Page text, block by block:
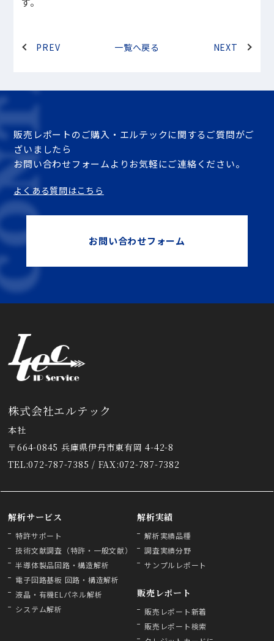
PREV 一覧へ戻る NEXT
販売レポートのご購入・エルテックに関するご質問がご
ざいましたら
お問い合わせフォームよりお気軽にご連絡ください。
よくある質問はこちら
お問い合わせフォーム
株式会社エルテック
本社
〒664-0845 兵庫県伊丹市東有岡 4-42-8
TEL:072-787-7385 / FAX:072-787-7382
解析サービス
特許サポート
技術文献調査（特許・一般文献）
半導体製品回路・構造解析
電子回路基板 回路・構造解析
液晶・有機ELパネル解析
システム解析
解析実績
解析実績品種
調査実績分野
サンプルレポート
販売レポート
販売レポート新着
販売レポート検索